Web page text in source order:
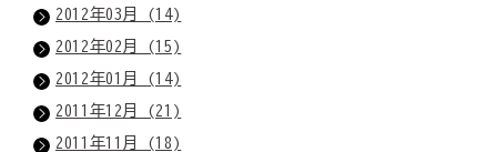
2012年03月 (14)
2012年02月 (15)
2012年01月 (14)
2011年12月 (21)
2011年11月 (18)